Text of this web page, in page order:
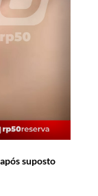
suposto